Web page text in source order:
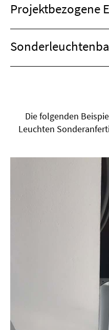
Projektbezogene
Die folgenden
Leuchten